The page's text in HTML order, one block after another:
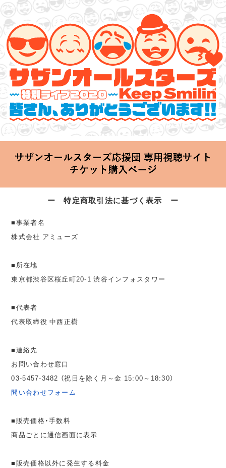
サザンオールスターズ 特別ライブ 2020
2020.06.25 Thu 20:00 Start at 横浜アリーナ
ー 特定商取引法に基づく表示 ー
■事業者名
株式会社 アミューズ
■所在地
東京都渋谷区桜丘町20-1 渋谷インフォスタワー
■代表者
代表取締役 中西正樹
■連絡先
お問い合わせ窓口
03-5457-3482 （祝日を除く月～金 15:00～18:30）
問い合わせフォーム
■販売価格・手数料
商品ごとに通信画面に表示
■販売価格以外に発生する料金